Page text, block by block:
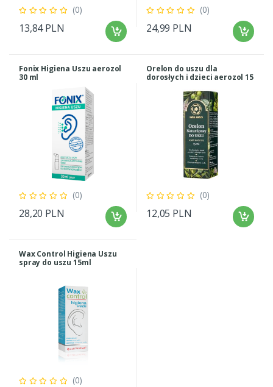
(0)
13,84 PLN
(0)
24,99 PLN
Fonix Higiena Uszu aerozol
30 ml
(0)
28,20 PLN
Orelon do uszu dla
dorosłych i dzieci aerozol 15
(0)
12,05 PLN
Wax Control Higiena Uszu
spray do uszu 15ml
(0)